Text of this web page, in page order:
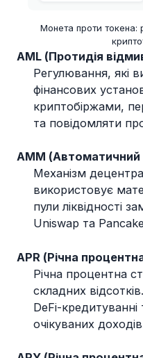
Монета проти токена:
AML (Протидія
Регулювання, які
фінансових
криптобіржами,
та повідомляти про
AMM
Механізм
використовує
пули ліквідності
Uniswap та
APR (Річна
Річна процентна
складних
DeFi-кредитуванні
очікуваних